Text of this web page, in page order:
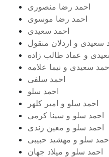
احمد رضا منصوری
احمد رضا موسوی
احمد سعیدی
سعیدی و اردلان منقول
و عماد طالب زاده
سعیدی و نیما علامه
احمد سلفی
احمد سلو
احمد سلو و امیر کلهر
احمد سلو و سینا کرمی
احمد سلو و معین زندی
سلو و مهشید حبیبی
احمد سلو و میلاد جهان